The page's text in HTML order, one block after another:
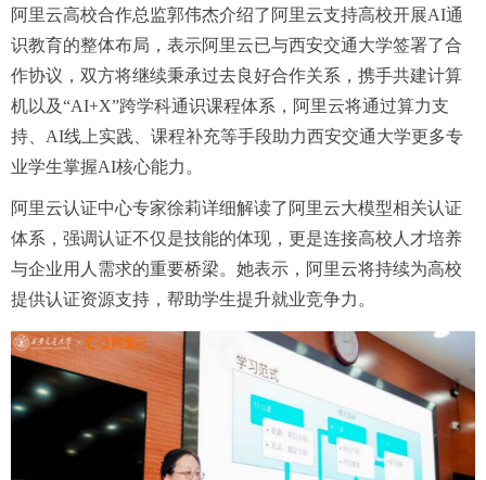
阿里云高校合作总监郭伟杰介绍了阿里云支持高校开展AI通
识教育的整体布局，表示阿里云已与西安交通大学签署了合
作协议，双方将继续秉承过去良好合作关系，携手共建计算
机以及“AI+X”跨学科通识课程体系，阿里云将通过算力支
持、AI线上实践、课程补充等手段助力西安交通大学更多专
业学生掌握AI核心能力。
阿里云认证中心专家徐莉详细解读了阿里云大模型相关认证
体系，强调认证不仅是技能的体现，更是连接高校人才培养
与企业用人需求的重要桥梁。她表示，阿里云将持续为高校
提供认证资源支持，帮助学生提升就业竞争力。